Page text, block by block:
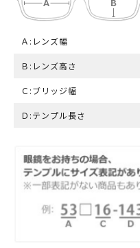
Ａ:レンズ幅
Ｂ:レンズ高さ
Ｃ:ブリッジ幅
Ｄ:テンプル長さ